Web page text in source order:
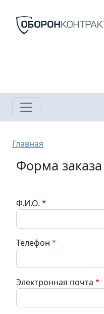
Строка навигации
Главная
Форма заказа
Ф.И.О.
Телефон
Электронная почта